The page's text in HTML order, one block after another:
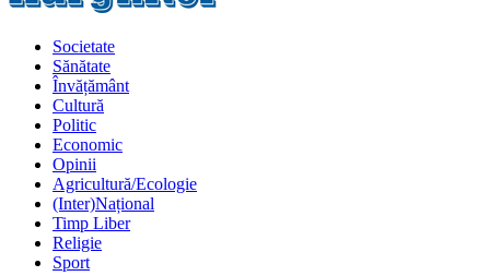
Societate
Sănătate
Învățământ
Cultură
Politic
Economic
Opinii
Agricultură/Ecologie
(Inter)Național
Timp Liber
Religie
Sport